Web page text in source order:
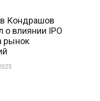
Кондрашов
о влиянии IPO
рынок